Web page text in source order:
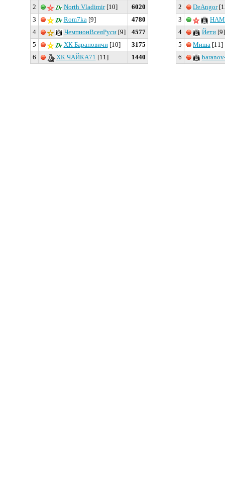
2 North Vladimir[10]
6020
3
Rom7ka[9]
4780
4
ЧемпионВсеяРуси[9]
4577
5
ХК Барановичи[10]
3175
6
ХК ЧАЙКА71 [11] 1440
2 DeAngor
3
4
Йети [9]
5
Миша [11]
6